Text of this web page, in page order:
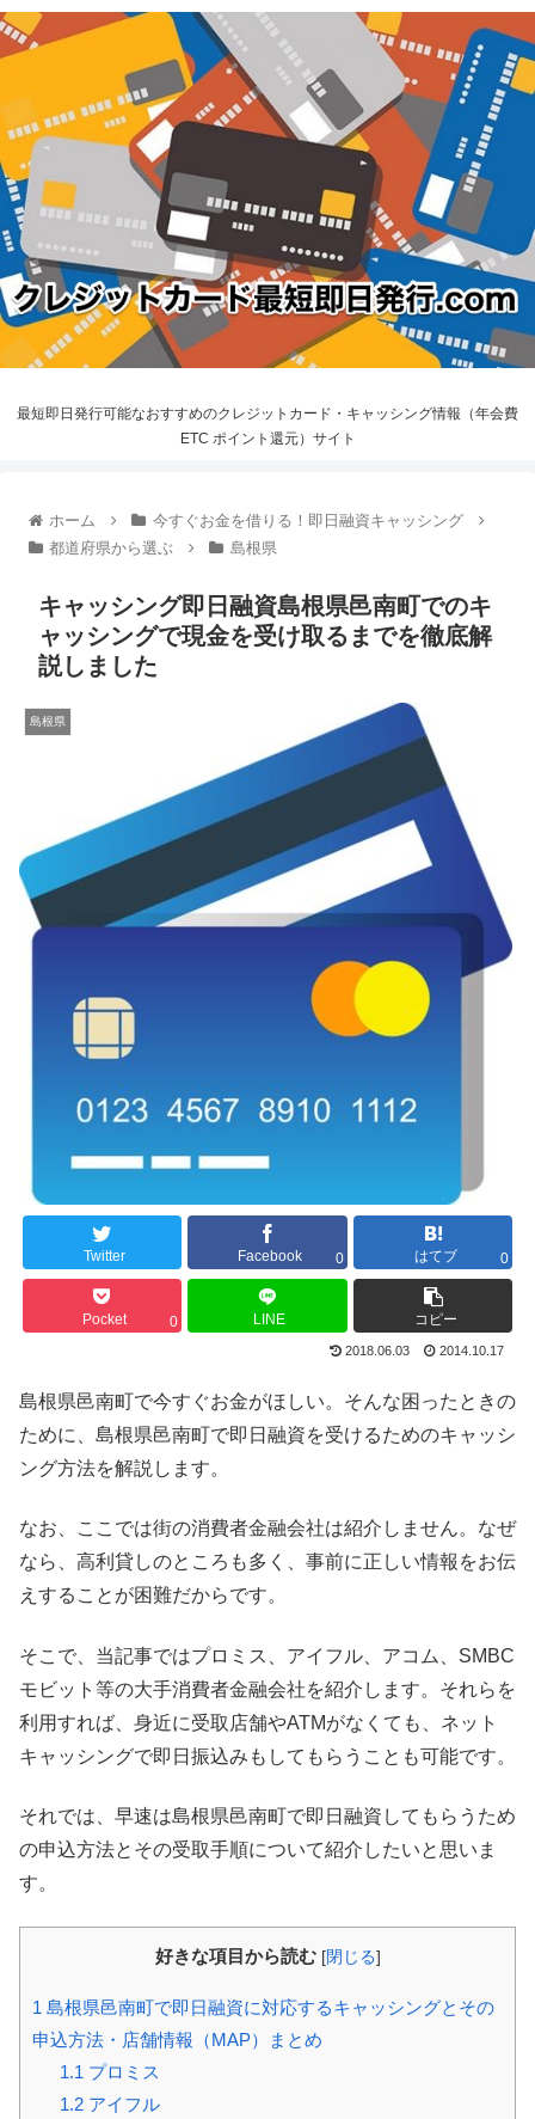
最短即日発行可能なおすすめのクレジットカード・キャッシング情報（年会費
ETC ポイント還元）サイト
ホーム
今すぐお金を借りる！即日融資キャッシング
都道府県から選ぶ
島根県
キャッシング即日融資島根県邑南町でのキ
ャッシングで現金を受け取るまでを徹底解
説しました
島根県
Twitter Facebook 0 はてブ 0
Pocket 0 LINE コピー
2018.06.03 2014.10.17
島根県邑南町で今すぐお金がほしい。そんな困ったときの
ために、島根県邑南町で即日融資を受けるためのキャッシ
ング方法を解説します。
なお、ここでは街の消費者金融会社は紹介しません。なぜ
なら、高利貸しのところも多く、事前に正しい情報をお伝
えすることが困難だからです。
そこで、当記事ではプロミス、アイフル、アコム、SMBC
モビット等の大手消費者金融会社を紹介します。それらを
利用すれば、身近に受取店舗やATMがなくても、ネット
キャッシングで即日振込みもしてもらうことも可能です。
それでは、早速は島根県邑南町で即日融資してもらうため
の申込方法とその受取手順について紹介したいと思いま
す。
好きな項目から読む [閉じる]
1 島根県邑南町で即日融資に対応するキャッシングとその
申込方法・店舗情報（MAP）まとめ
1.1 プロミス
1.2アイフル